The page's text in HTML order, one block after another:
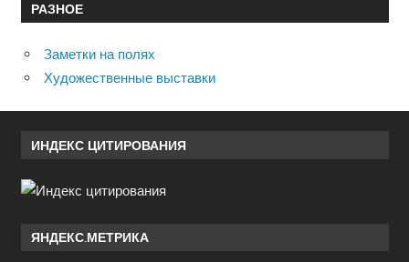
РАЗНОЕ
Заметки на полях
Художественные выставки
ИНДЕКС ЦИТИРОВАНИЯ
ЯНДЕКС.МЕТРИКА